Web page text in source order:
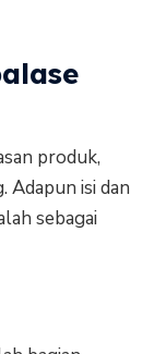
produk,
Adapun isi dan
sebagai